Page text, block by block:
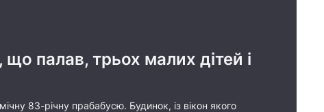
палав, трьох малих дітей і
83-річну прабабусю. Будинок, із вікон якого